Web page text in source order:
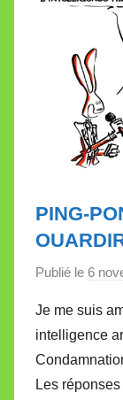
PING-
Publié le 6
Je me suis
intelligence
Les